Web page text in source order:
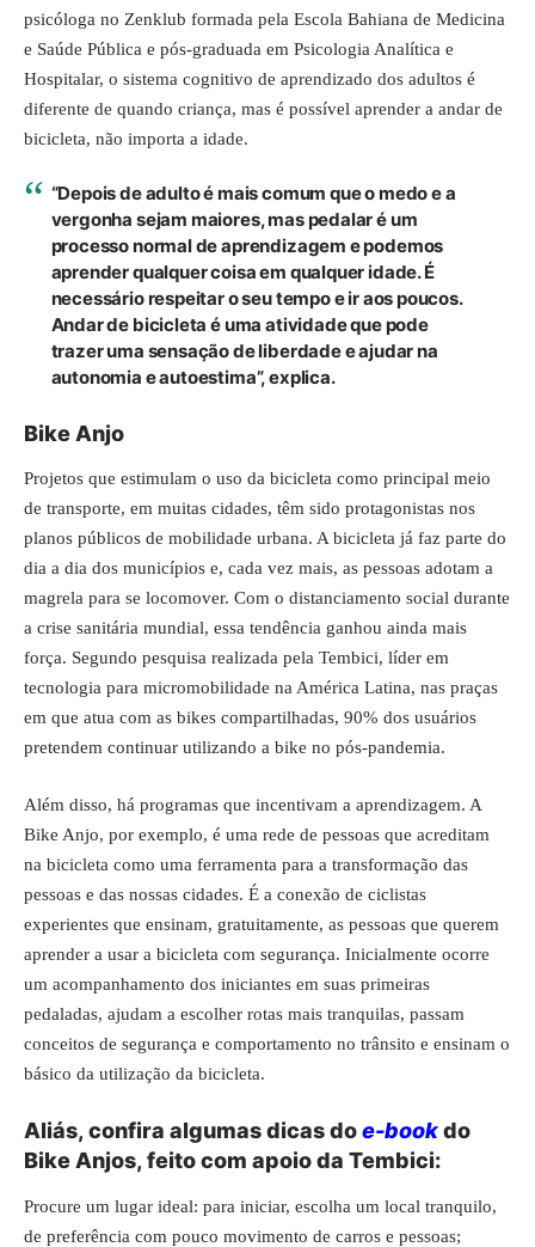
psicóloga no Zenklub formada pela Escola Bahiana de Medicina
e Saúde Pública e pós-graduada em Psicologia Analítica e
Hospitalar, o sistema cognitivo de aprendizado dos adultos é
diferente de quando criança, mas é possível aprender a andar de
bicicleta, não importa a idade.
“Depois de adulto é mais comum que o medo e a
vergonha sejam maiores, mas pedalar é um
processo normal de aprendizagem e podemos
aprender qualquer coisa em qualquer idade. É
necessário respeitar o seu tempo e ir aos poucos.
Andar de bicicleta é uma atividade que pode
trazer uma sensação de liberdade e ajudar na
autonomia e autoestima”, explica.
Bike Anjo
Projetos que estimulam o uso da bicicleta como principal meio
de transporte, em muitas cidades, têm sido protagonistas nos
planos públicos de mobilidade urbana. A bicicleta já faz parte do
dia a dia dos municípios e, cada vez mais, as pessoas adotam a
magrela para se locomover. Com o distanciamento social durante
a crise sanitária mundial, essa tendência ganhou ainda mais
força. Segundo pesquisa realizada pela Tembici, líder em
tecnologia para micromobilidade na América Latina, nas praças
em que atua com as bikes compartilhadas, 90% dos usuários
pretendem continuar utilizando a bike no pós-pandemia.
Além disso, há programas que incentivam a aprendizagem. A
Bike Anjo, por exemplo, é uma rede de pessoas que acreditam
na bicicleta como uma ferramenta para a transformação das
pessoas e das nossas cidades. É a conexão de ciclistas
experientes que ensinam, gratuitamente, as pessoas que querem
aprender a usar a bicicleta com segurança. Inicialmente ocorre
um acompanhamento dos iniciantes em suas primeiras
pedaladas, ajudam a escolher rotas mais tranquilas, passam
conceitos de segurança e comportamento no trânsito e ensinam o
básico da utilização da bicicleta.
Aliás, confira algumas dicas doe-bookdo
Bike Anjos, feito com apoio da Tembici:
Procure um lugar ideal: para iniciar, escolha um local tranquilo,
de preferência com pouco movimento de carros e pessoas;